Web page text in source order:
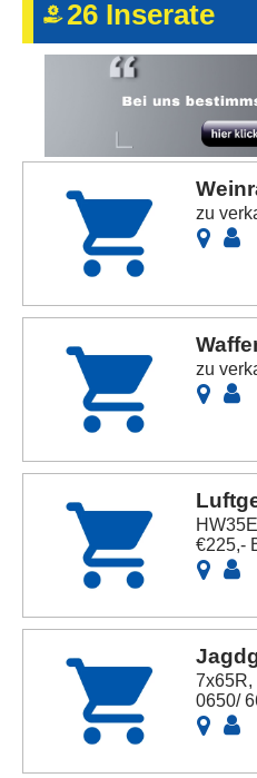
Kontakt
AGB, Nutzungsbedingungen
26 Inserate
zu
zu
€225,-
7x65R,
0650/